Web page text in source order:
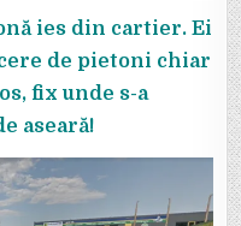
ies din cartier. Ei
de pietoni chiar
fix unde s-a
aseară!